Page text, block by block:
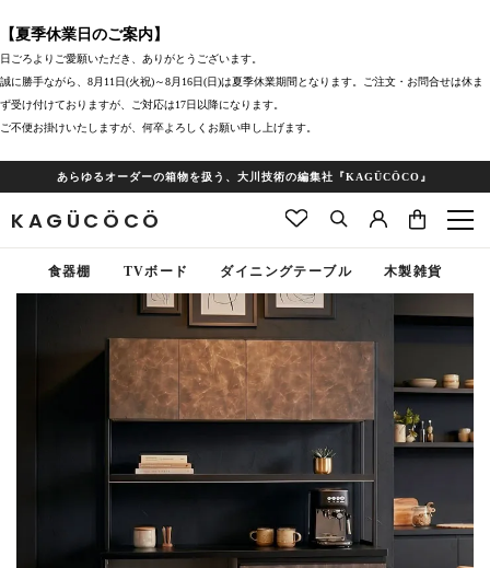
【夏季休業日のご案内】
日ごろよりご愛願いただき、ありがとうございます。
誠に勝手ながら、8月11日(火祝)～8月16日(日)は夏季休業期間となります。ご注文・お問合せは休ま
ず受け付けておりますが、ご対応は17日以降になります。
ご不便お掛けいたしますが、何卒よろしくお願い申し上げます。
あらゆるオーダーの箱物を扱う、大川技術の編集社『KAGÜCÖCO』
KAGÜCÖCÖ
食器棚 TVボード ダイニングテーブル 木製雑貨